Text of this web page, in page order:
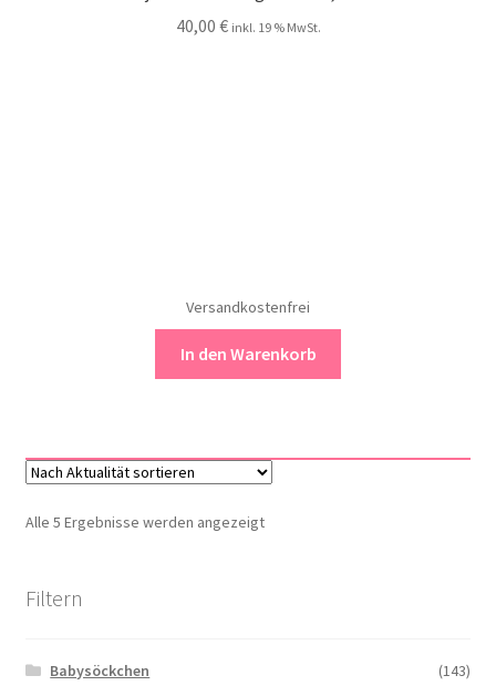
40,00 € inkl. 19 % MwSt.
Versandkostenfrei
In den Warenkorb
Alle 5 Ergebnisse werden angezeigtNach
Filtern
Babysöckchen
(143)